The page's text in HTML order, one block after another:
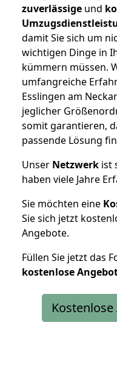
zuverlässige und
damit Sie sich um
wichtigen Dinge in
kümmern müssen.
umfangreiche
Esslingen am
jeglicher
somit garantieren,
passende Lösung
Unser Netzwerk ist
haben viele Jahre
Sie möchten eine
Sie sich jetzt
Angebote.
Füllen Sie jetzt das
kostenlose